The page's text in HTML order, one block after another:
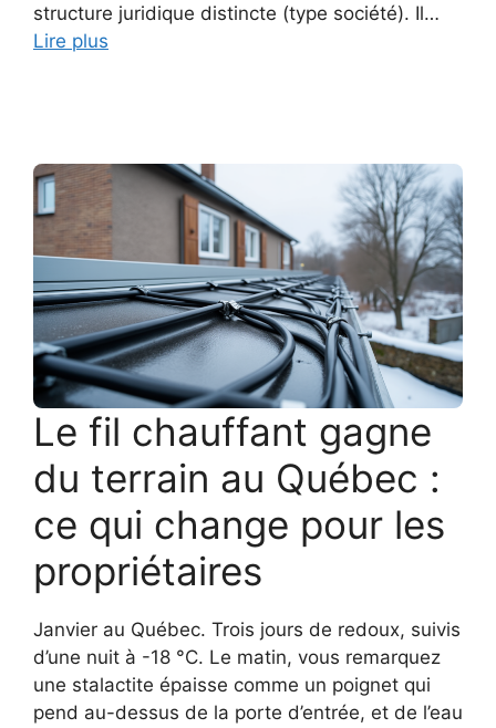
structure juridique distincte (type société). Il…
Lire plus
Le fil chauffant gagne
du terrain au Québec :
ce qui change pour les
propriétaires
Janvier au Québec. Trois jours de redoux, suivis
d’une nuit à -18 °C. Le matin, vous remarquez
une stalactite épaisse comme un poignet qui
pend au-dessus de la porte d’entrée, et de l’eau